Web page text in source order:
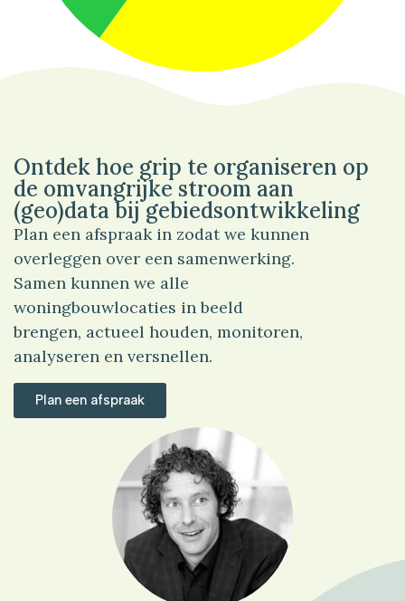
Ontdek hoe grip te organiseren op
de omvangrijke stroom aan
(geo)data bij gebiedsontwikkeling
Plan een afspraak in zodat we kunnen
overleggen over een samenwerking.
Samen kunnen we alle
woningbouwlocaties in beeld
brengen, actueel houden, monitoren,
analyseren en versnellen.
Plan een afspraak